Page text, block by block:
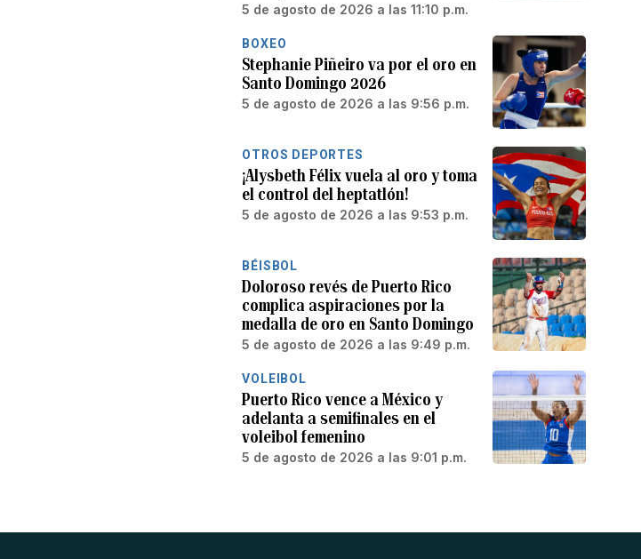
5 de agosto de 2026 a las 11:10 p.m.
BOXEO
Stephanie Piñeiro va por el oro en
Santo Domingo 2026
5 de agosto de 2026 a las 9:56 p.m.
OTROS DEPORTES
¡Alysbeth Félix vuela al oro y toma
el control del heptatlón!
5 de agosto de 2026 a las 9:53 p.m.
BÉISBOL
Doloroso revés de Puerto Rico
complica aspiraciones por la
medalla de oro en Santo Domingo
5 de agosto de 2026 a las 9:49 p.m.
VOLEIBOL
Puerto Rico vence a México y
adelanta a semifinales en el
voleibol femenino
5 de agosto de 2026 a las 9:01 p.m.